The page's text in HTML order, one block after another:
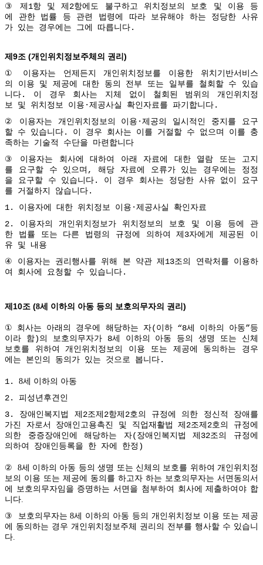
③ 제 1항 및 제 2항에도 불구하고 위치정보의 보호 및 이용
등
에
관한 법률 등 관련 법령에 따라 보유해야 하는 정당한
사유
가 있는 경우에는 그에 따릅니다 .
제 9조 (개인위치정보주체의 권리 )
① 이용자는 언제든지 개인위치정보를 이용한
위치기반서비스
의
이용 및 제공에 대한 동의 전부 또는 일부를 철회할 수
있습
니다 . 이 경우 회사는 지체 없이 철회된 범위의
개인위치정
보
및 위치정보 이용 · 제공사실 확인자료를 파기합니다 .
② 이용자는 개인위치정보의 이용 ·제공의 일시적인 중지를
요구
할 수 있습니다 . 이 경우 회사는 이를 거절할 수 없으며 이를
충
족하는
기술적 수단을
마련합니다
③
이용자는 회사에 대하여 아래 자료에 대한 열람 또는
고지
를
요구할 수 있으며 ,해당 자료에 오류가 있는 경우에는
정정
을
요구할 수 있습니다 . 이 경우 회사는 정당한 사유 없이
요구
를
거절하지 않습니다 .
1. 이용자에 대한 위치정보 이용 · 제공사실 확인자료
2. 이용자의 개인위치정보가 위치정보의 보호 및 이용 등에
관
한
법률 또는 다른 법령의 규정에 의하여 제 3자에게 제공된
이
유
및
내용
④
이용자는 권리행사를 위해 본 약관 제 13조의 연락처를
이용하
여
회사에 요청할 수 있습니다 .
제 10조 (8세 이하의 아동 등의 보호의무자의 권리 )
①
회사는 아래의 경우에 해당하는 자(이하 “8세 이하의 아동”등
이라 함)의 보호의무자가 8세 이하의 아동 등의 생명 또는 신체
보호를 위하여 개인위치정보의 이용 또는 제공에 동의하는 경우
에는 본인의 동의가 있는 것으로 봅니다.
1. 8세 이하의 아동
2. 피성년후견인
3. 장애인복지법 제2조제2항제2호의 규정에 의한 정신적 장애를
가진 자로서 장애인고용촉진 및 직업재활법 제2조제2호의 규정에
의한 중증장애인에 해당하는 자(장애인복지법 제32조의 규정에
의하여 장애인등록을 한 자에 한정)
②
8세 이하의 아동 등의 생명 또는 신체의 보호를 위하여 개인위치정
보의 이용 또는 제공에 동의를 하고자 하는 보호의무자는 서면동의서
에 보호의무자임을 증명하는 서면을 첨부하여 회사에 제출하여야 합
니다.
③
보호의무자는 8세 이하의 아동 등의 개인위치정보 이용 또는 제공
에 동의하는 경우 개인위치정보주체 권리의 전부를 행사할 수 있습니
다.